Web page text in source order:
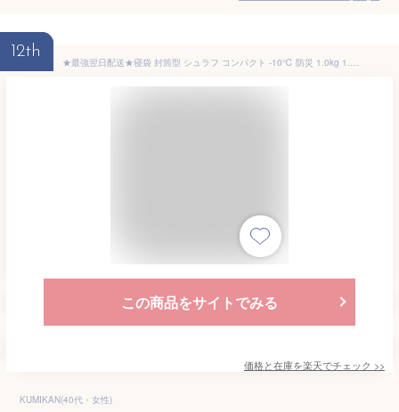
12th
★最強翌日配送★寝袋 封筒型 シュラフ コンパクト -10℃ 防災 1.0kg 1.4kg 1.8kg シングル 冬用 夏用 210T防水 オールシーズン 保温 軽量 キャンプ アウトドア 登山 車中泊 避難用 防寒 春 夏 秋 冬 4シーズン オールシーズン 収納パック付き
この商品をサイトでみる
価格と在庫を楽天でチェック >>
KUMIKAN(40代・女性)